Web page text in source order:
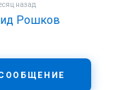
назад
Рошков